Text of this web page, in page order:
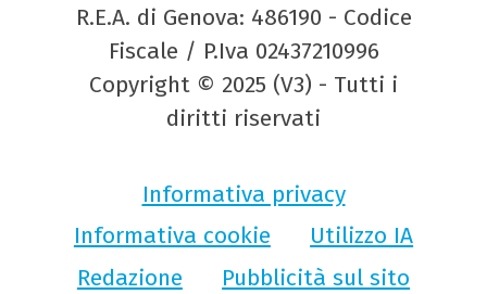
R.E.A. di Genova: 486190 - Codice
Fiscale / P.Iva 02437210996
Copyright © 2025 (V3) - Tutti i
diritti riservati
Informativa privacy
Informativa cookie
Utilizzo IA
Redazione
Pubblicità sul sito